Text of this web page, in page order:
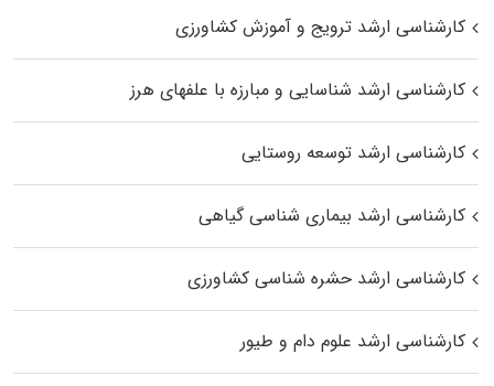
کارشناسی ارشد ترویج و آموزش کشاورزی
کارشناسی ارشد شناسایی و مبارزه با علفهای هرز
کارشناسی ارشد توسعه روستایی
کارشناسی ارشد بیماری‌ شناسی گیاهی
کارشناسی ارشد حشره‌ شناسی کشاورزی
کارشناسی ارشد علوم دام و طیور